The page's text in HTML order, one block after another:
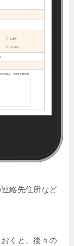
絡先住所など
くと、後々の